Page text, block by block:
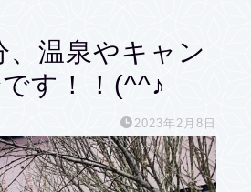
温泉やキャン
す！！(^^♪
2023年2月8日